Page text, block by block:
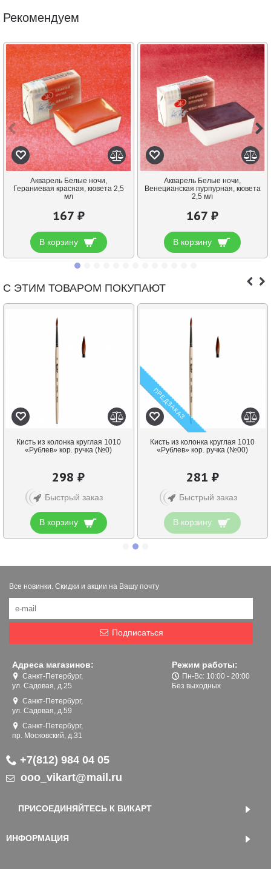
Рекомендуем
Акварель Белые ночи,
Гераниевая красная, кювета 2,5
мл
167 ₽
В корзину
Акварель Белые ночи,
Венецианская пурпурная, кювета
2,5 мл
167 ₽
В корзину
С ЭТИМ ТОВАРОМ ПОКУПАЮТ
Кисть из колонка круглая 1010
«Рублев» кор. ручка (№0)
298 ₽
Быстрый заказ
В корзину
ПРЕДЗАКАЗ
Кисть из колонка круглая 1010
«Рублев» кор. ручка (№00)
281 ₽
Быстрый заказ
В корзину
Все новинки. Скидки и акции на Вашу почту
Подписаться
Адреса магазинов:
Санкт-Петербург,
ул. Садовая, д.25
Санкт-Петербург,
ул. Садовая, д.59
Санкт-Петербург,
пр. Московский, д.31
Режим работы:
Пн-Вс: 10:00 - 20:00
Без выходных
+7(812) 984 04 05
ooo_vikart@mail.ru
ПРИСОЕДИНЯЙТЕСЬ К ВИКАРТ
ИНФОРМАЦИЯ